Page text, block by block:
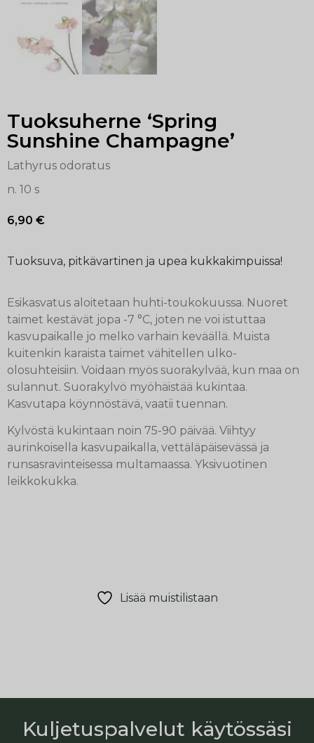
Tuoksuherne ‘Spring
Sunshine Champagne’
Lathyrus odoratus
n. 10 s
6,90 €
Tuoksuva, pitkävartinen ja upea kukkakimpuissa!
Esikasvatus aloitetaan huhti-toukokuussa. Nuoret
taimet kestävät jopa -7 °C, joten ne voi istuttaa
kasvupaikalle jo melko varhain keväällä. Muista
kuitenkin karaista taimet vähitellen ulko-
olosuhteisiin. Voidaan myös suorakylvää, kun maa on
sulannut. Suorakylvö myöhäistää kukintaa.
Kasvutapa köynnöstävä, vaatii tuennan.
Kylvöstä kukintaan noin 75-90 päivää. Viihtyy
aurinkoisella kasvupaikalla, vettäläpäisevässä ja
runsasravinteisessa multamaassa. Yksivuotinen
leikkokukka.
Lisää muistilistaan
Kuljetuspalvelut käytössäsi